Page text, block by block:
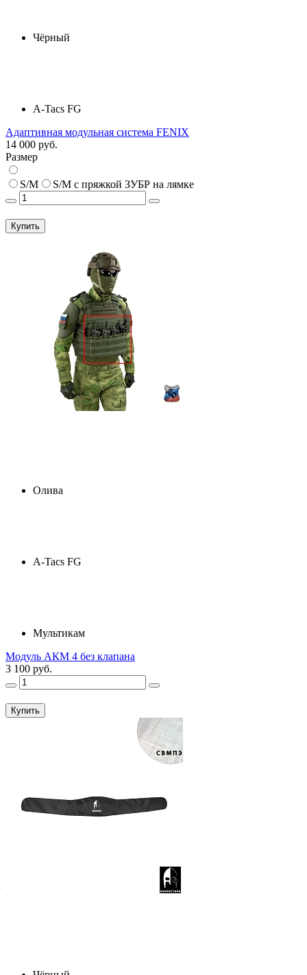
Чёрный
A-Tacs FG
Адаптивная модульная система FENIX
14 000 руб.
Размер
S/M S/M с пряжкой ЗУБР на лямке
Купить
Олива
A-Tacs FG
Мультикам
Модуль АКМ 4 без клапана
3 100 руб.
Купить